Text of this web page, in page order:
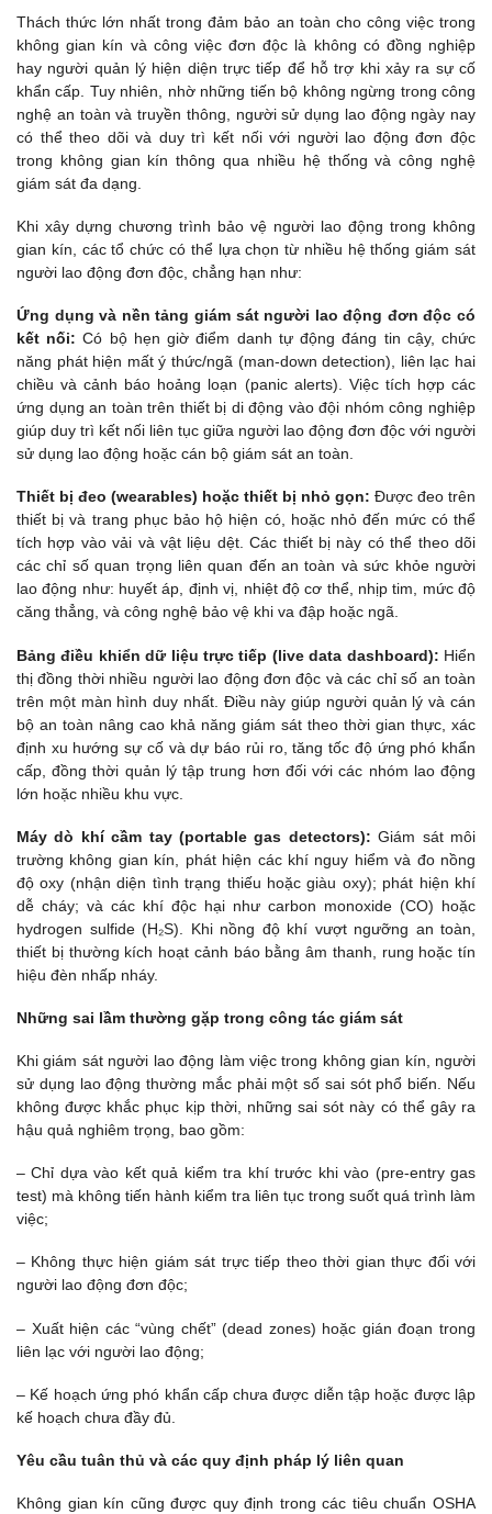
Thách thức lớn nhất trong đảm bảo an toàn cho công việc trong
không gian kín và công việc đơn độc là không có đồng nghiệp
hay người quản lý hiện diện trực tiếp để hỗ trợ khi xảy ra sự cố
khẩn cấp. Tuy nhiên, nhờ những tiến bộ không ngừng trong công
nghệ an toàn và truyền thông, người sử dụng lao động ngày nay
có thể theo dõi và duy trì kết nối với người lao động đơn độc
trong không gian kín thông qua nhiều hệ thống và công nghệ
giám sát đa dạng.
Khi xây dựng chương trình bảo vệ người lao động trong không
gian kín, các tổ chức có thể lựa chọn từ nhiều hệ thống giám sát
người lao động đơn độc, chẳng hạn như:
Ứng dụng và nền tảng giám sát người lao động đơn độc có
kết nối: Có bộ hẹn giờ điểm danh tự động đáng tin cậy, chức
năng phát hiện mất ý thức/ngã (man-down detection), liên lạc hai
chiều và cảnh báo hoảng loạn (panic alerts). Việc tích hợp các
ứng dụng an toàn trên thiết bị di động vào đội nhóm công nghiệp
giúp duy trì kết nối liên tục giữa người lao động đơn độc với người
sử dụng lao động hoặc cán bộ giám sát an toàn.
Thiết bị đeo (wearables) hoặc thiết bị nhỏ gọn: Được đeo trên
thiết bị và trang phục bảo hộ hiện có, hoặc nhỏ đến mức có thể
tích hợp vào vải và vật liệu dệt. Các thiết bị này có thể theo dõi
các chỉ số quan trọng liên quan đến an toàn và sức khỏe người
lao động như: huyết áp, định vị, nhiệt độ cơ thể, nhịp tim, mức độ
căng thẳng, và công nghệ bảo vệ khi va đập hoặc ngã.
Bảng điều khiển dữ liệu trực tiếp (live data dashboard): Hiển
thị đồng thời nhiều người lao động đơn độc và các chỉ số an toàn
trên một màn hình duy nhất. Điều này giúp người quản lý và cán
bộ an toàn nâng cao khả năng giám sát theo thời gian thực, xác
định xu hướng sự cố và dự báo rủi ro, tăng tốc độ ứng phó khẩn
cấp, đồng thời quản lý tập trung hơn đối với các nhóm lao động
lớn hoặc nhiều khu vực.
Máy dò khí cầm tay (portable gas detectors): Giám sát môi
trường không gian kín, phát hiện các khí nguy hiểm và đo nồng
độ oxy (nhận diện tình trạng thiếu hoặc giàu oxy); phát hiện khí
dễ cháy; và các khí độc hại như carbon monoxide (CO) hoặc
hydrogen sulfide (H₂S). Khi nồng độ khí vượt ngưỡng an toàn,
thiết bị thường kích hoạt cảnh báo bằng âm thanh, rung hoặc tín
hiệu đèn nhấp nháy.
Những sai lầm thường gặp trong công tác giám sát
Khi giám sát người lao động làm việc trong không gian kín, người
sử dụng lao động thường mắc phải một số sai sót phổ biến. Nếu
không được khắc phục kịp thời, những sai sót này có thể gây ra
hậu quả nghiêm trọng, bao gồm:
– Chỉ dựa vào kết quả kiểm tra khí trước khi vào (pre-entry gas
test) mà không tiến hành kiểm tra liên tục trong suốt quá trình làm
việc;
– Không thực hiện giám sát trực tiếp theo thời gian thực đối với
người lao động đơn độc;
– Xuất hiện các “vùng chết” (dead zones) hoặc gián đoạn trong
liên lạc với người lao động;
– Kế hoạch ứng phó khẩn cấp chưa được diễn tập hoặc được lập
kế hoạch chưa đầy đủ.
Yêu cầu tuân thủ và các quy định pháp lý liên quan
Không gian kín cũng được quy định trong các tiêu chuẩn OSHA